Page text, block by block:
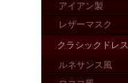
アイアン製
レザーマスク
クラシックドレス
ルネサンス風